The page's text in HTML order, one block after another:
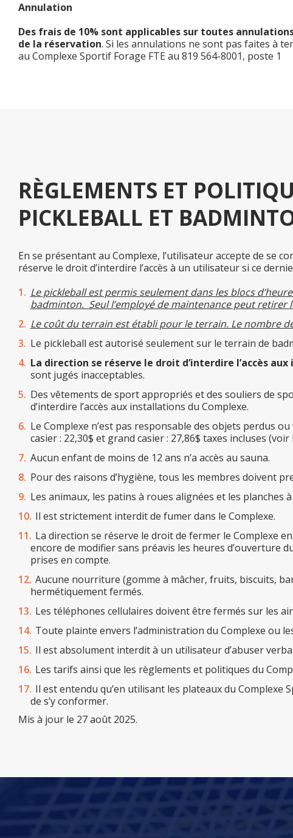
Annulation
Des frais de 10% sont applicables sur toutes
de la réservation. Si les annulations ne sont pas faites à
au Complexe Sportif Forage FTE au 819 564-8001, poste 1
RÈGLEMENTS ET
PICKLEBALL ET
En se présentant au Complexe, l’utilisateur accepte de se
réserve le droit d’interdire l’accès à un utilisateur si ce
Le pickleball est permis seulement dans les blocs
badminton. Seul l’employé de maintenance peut retirer
Le coût du terrain est établi pour le terrain. Le nombre
Le pickleball est autorisé seulement sur le terrain de
La direction se réserve le droit d’interdire l’accès
sont jugés inacceptables.
Des vêtements de sport appropriés et des souliers de
d’interdire l’accès aux installations du Complexe.
Le Complexe n’est pas responsable des objets perdus
casier : 22,30$ et grand casier : 27,86$ taxes incluses
Aucun enfant de moins de 12 ans n’a accès au sauna.
Pour des raisons d’hygiène, tous les membres doivent
Les animaux, les patins à roues alignées et les planches
Il est strictement interdit de fumer dans le Complexe.
La direction se réserve le droit de fermer le Complexe
encore de modifier sans préavis les heures d’ouverture
prises en compte.
Aucune nourriture (gomme à mâcher, fruits, biscuits,
hermétiquement fermés.
Les téléphones cellulaires doivent être fermés sur les
Toute plainte envers l’administration du Complexe ou
Il est absolument interdit à un utilisateur d’abuser
Les tarifs ainsi que les règlements et politiques du
Il est entendu qu’en utilisant les plateaux du Complexe
de s’y conformer.
Mis à jour le 27 août 2025.